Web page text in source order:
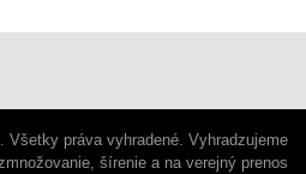
práva vyhradené. Vyhradzujeme
šírenie a na verejný prenos